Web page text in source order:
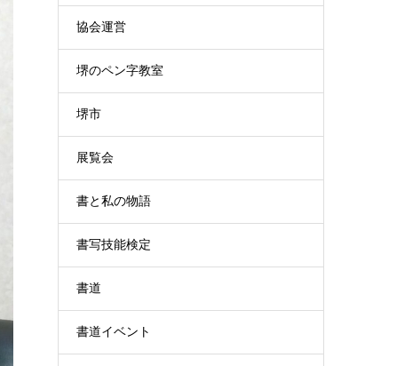
協会運営
堺のペン字教室
堺市
展覧会
書と私の物語
書写技能検定
書道
書道イベント